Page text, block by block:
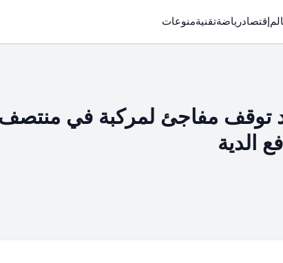
إقتصادرياضةتقنيةمنوعات
توقف مفاجئ لمركبة في منتصف
الدية